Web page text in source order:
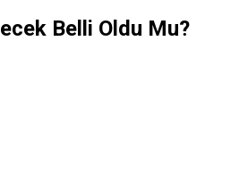
Belli Oldu Mu?